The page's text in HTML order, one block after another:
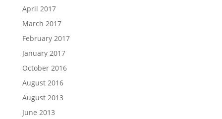
April 2017
March 2017
February 2017
January 2017
October 2016
August 2016
August 2013
June 2013